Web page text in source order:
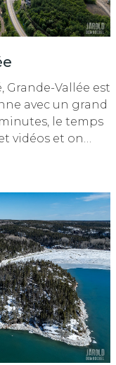
Grande-Vallée est
avec un grand
le temps
vidéos et on…